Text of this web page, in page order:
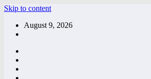
Skip to content
August 9, 2026